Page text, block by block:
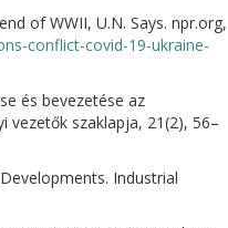
of WWII, U.N. Says. npr.org,
conflict-covid-19-ukraine-
és bevezetése az
vezetők szaklapja, 21(2), 56–
Industrial